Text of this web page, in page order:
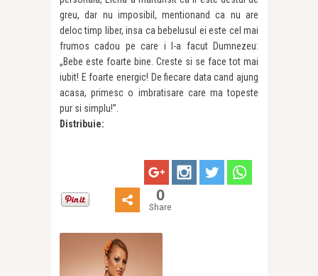
greu, dar nu imposibil, mentionand ca nu are
deloc timp liber, insa ca bebelusul ei este cel mai
frumos cadou pe care i l-a facut Dumnezeu:
„Bebe este foarte bine. Creste si se face tot mai
iubit! E foarte energic! De fiecare data cand ajung
acasa, primesc o imbratisare care ma topeste
pur si simplu!”.
Distribuie:
0
Share